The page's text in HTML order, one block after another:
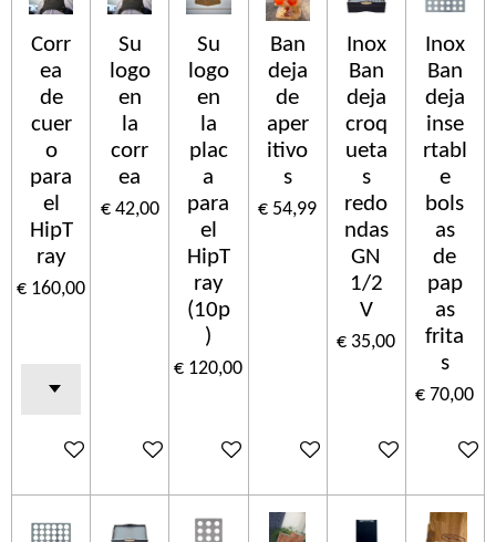
Corr
ea
de
cuer
o
para
el
HipT
ray
€ 160,00
In winkelwagen
Su
logo
en
la
corr
ea
€ 42,00
In winkelwagen
Su
logo
en
la
plac
a
para
el
HipT
ray
(10p
)
€ 120,00
In winkelwagen
Ban
deja
de
aper
itivo
s
€ 54,99
In winkelwagen
Inox
Ban
deja
croq
ueta
s
redo
ndas
GN
1/2
V
€ 35,00
In winkelwagen
Inox
Ban
deja
inse
rtabl
e
bols
as
de
pap
as
frita
s
€ 70,00
In